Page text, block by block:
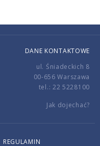
DANE KONTAKTOWE
ul. Śniadeckich 8
00-656 Warszawa
tel.: 22 5228100
Jak dojechać?
REGULAMIN